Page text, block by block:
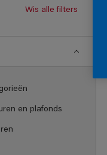
Wis alle filters
en plafonds